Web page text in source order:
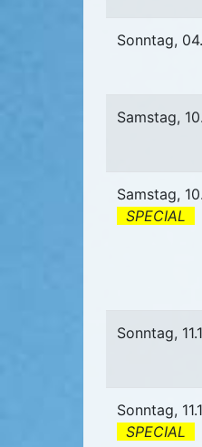
Sonntag,
Samstag,
Samstag,
SPECIAL
Sonntag,
Sonntag,
SPECIAL